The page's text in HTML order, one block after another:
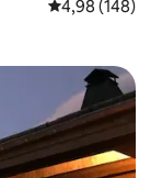
Średnia
4,98 (148)